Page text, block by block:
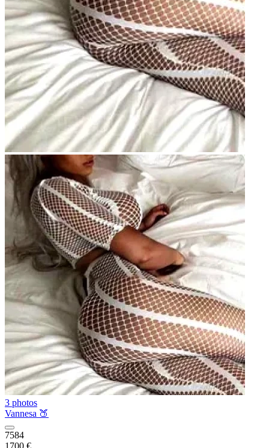
3 photos
Vannesa 🍑
7584
1700 €